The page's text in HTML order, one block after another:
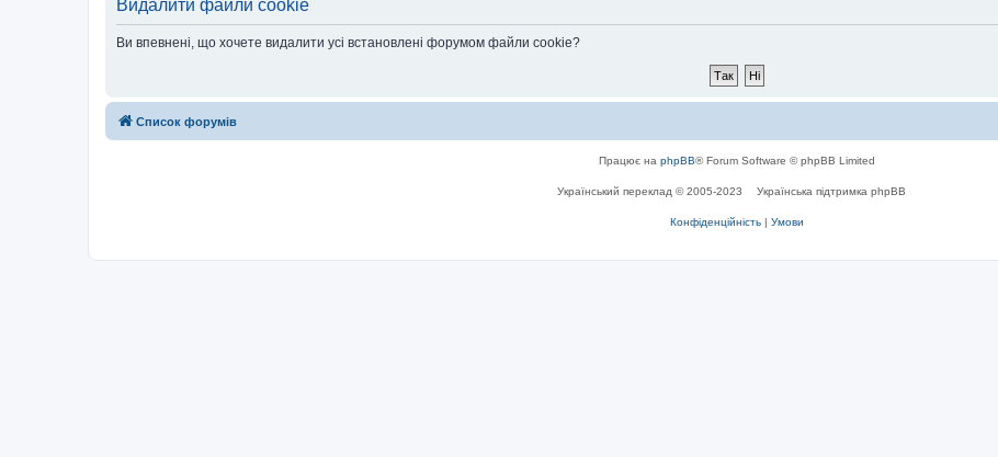
Видалити файли cookie
Ви впевнені, що хочете видалити усі встановлені форумом файли cookie?
Список форумів
Працює на phpBB® Forum Software © phpBB Limited
Український переклад © 2005-2023 Українська підтримка phpBB
Конфіденційність | Умови